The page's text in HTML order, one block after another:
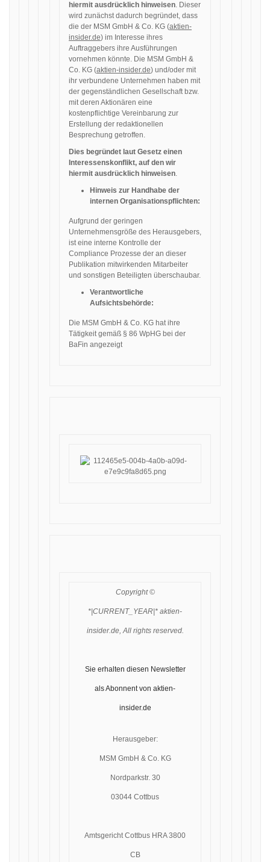
hiermit ausdrücklich hinweisen. Dieser
wird zunächst dadurch begründet, dass
die der MSM GmbH & Co. KG (aktien-
insider.de) im Interesse ihres
Auftraggebers ihre Ausführungen
vornehmen könnte. Die MSM GmbH &
Co. KG (aktien-insider.de) und/oder mit
ihr verbundene Unternehmen haben mit
der gegenständlichen Gesellschaft bzw.
mit deren Aktionären eine
kostenpflichtige Vereinbarung zur
Erstellung der redaktionellen
Besprechung getroffen.
Dies begründet laut Gesetz einen
Interessenskonflikt, auf den wir
hiermit ausdrücklich hinweisen.
Hinweis zur Handhabe der
internen Organisationspflichten:
Aufgrund der geringen
Unternehmensgröße des Herausgebers,
ist eine interne Kontrolle der
Compliance Prozesse der an dieser
Publikation mitwirkenden Mitarbeiter
und sonstigen Beteiligten überschaubar.
Verantwortliche
Aufsichtsbehörde:
Die MSM GmbH & Co. KG hat ihre
Tätigkeit gemäß § 86 WpHG bei der
BaFin angezeigt
Copyright ©
*|CURRENT_YEAR|* aktien-
insider.de, All rights reserved.
Sie erhalten diesen Newsletter
als Abonnent von aktien-
insider.de
Herausgeber:
MSM GmbH & Co. KG
Nordparkstr. 30
03044 Cottbus
Amtsgericht Cottbus HRA 3800
CB